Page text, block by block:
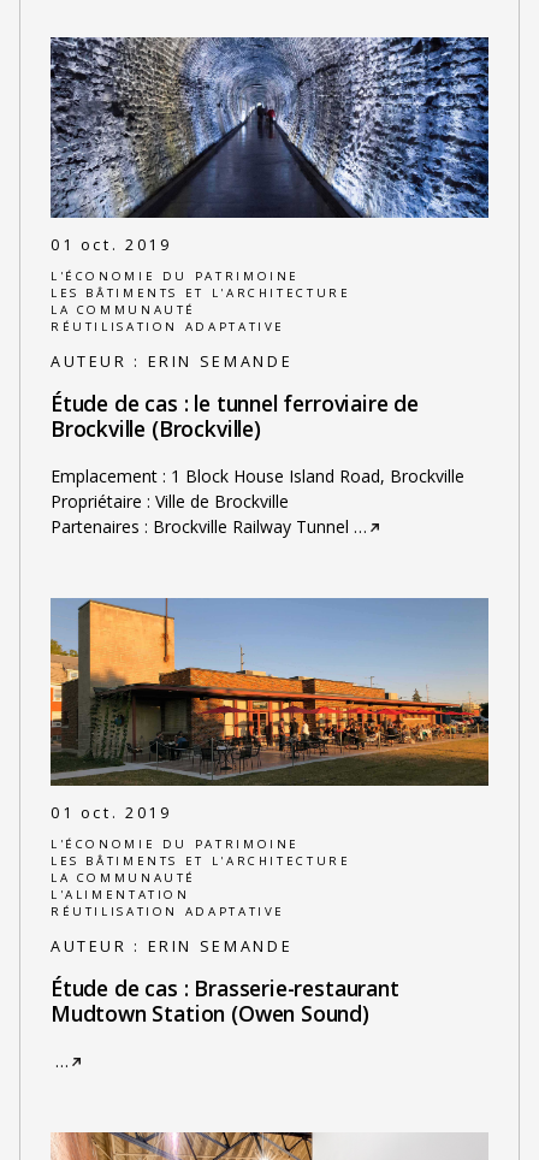
01 oct. 2019
L'ÉCONOMIE DU PATRIMOINE
LES BÂTIMENTS ET L'ARCHITECTURE
LA COMMUNAUTÉ
RÉUTILISATION ADAPTATIVE
AUTEUR : ERIN SEMANDE
Étude de cas : le tunnel ferroviaire de
Brockville (Brockville)
Emplacement : 1 Block House Island Road, Brockville
Propriétaire : Ville de Brockville
Partenaires : Brockville Railway Tunnel …
01 oct. 2019
L'ÉCONOMIE DU PATRIMOINE
LES BÂTIMENTS ET L'ARCHITECTURE
LA COMMUNAUTÉ
L'ALIMENTATION
RÉUTILISATION ADAPTATIVE
AUTEUR : ERIN SEMANDE
Étude de cas : Brasserie-restaurant
Mudtown Station (Owen Sound)
…